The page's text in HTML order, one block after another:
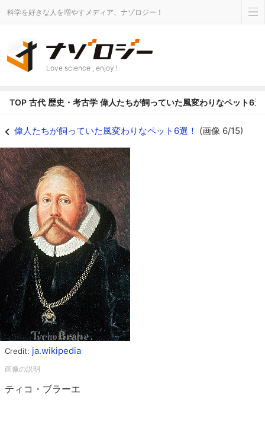
科学を好きな人を増やすメディア、ナゾロジー！
Love science , enjoy !
TOP 古代 歴史・考古学 偉人たちが飼っていた風変わりなペット6選
偉人たちが飼っていた風変わりなペット6選！ (画像 6/15)
Credit: ja.wikipedia
ティコ・ブラーエ